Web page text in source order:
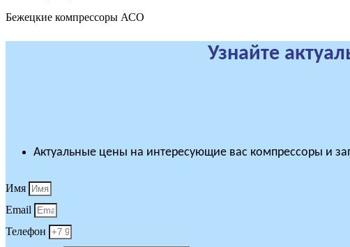
Бежецкие компрессоры АСО
Узнайте
Актуальные цены на интересующие вас компрессоры и
Имя
Email
Телефон